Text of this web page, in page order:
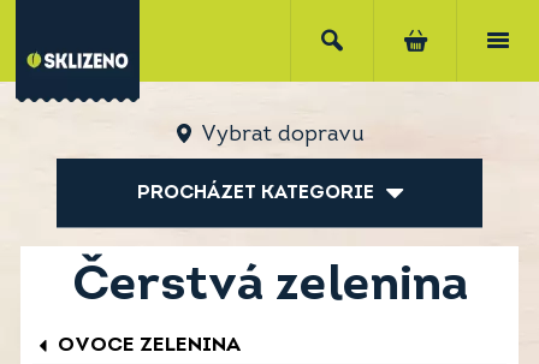
Vybrat dopravu
PROCHÁZET KATEGORIE
Čerstvá zelenina
OVOCE ZELENINA